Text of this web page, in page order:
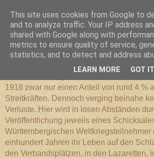
Württembergischer
Weltkriegs-Blog
1918 zwar nur einen Anteil von rund 4 %
Streitkräften. Dennoch verging beinahe
Verluste. Hier wird in losen Abständen
Veröffentlichung jeweils eines
Württembergischen Weltkriegsteilnehmer
einhundert Jahren ihr Leben auf den
den Verbandsplätzen, in den Lazaretten,
This site uses cookies from Google to
and to analyze traffic. Your IP address
shared with Google along with
metrics to ensure quality of service,
statistics, and to detect and address
LEARN MORE GOT IT